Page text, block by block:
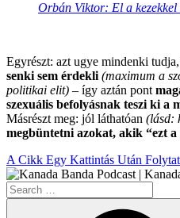
Orbán Viktor: El a
Egyrészt: azt ugye mindenki
senki sem érdekli (maximum a
politikai elit) – így aztán pont
szexuális befolyásnak teszi ki a
Másrészt meg: jól láthatóan (lásd:
megbüntetni azokat, akik “ezt
A Cikk Egy Kattintás Után
Search
for: